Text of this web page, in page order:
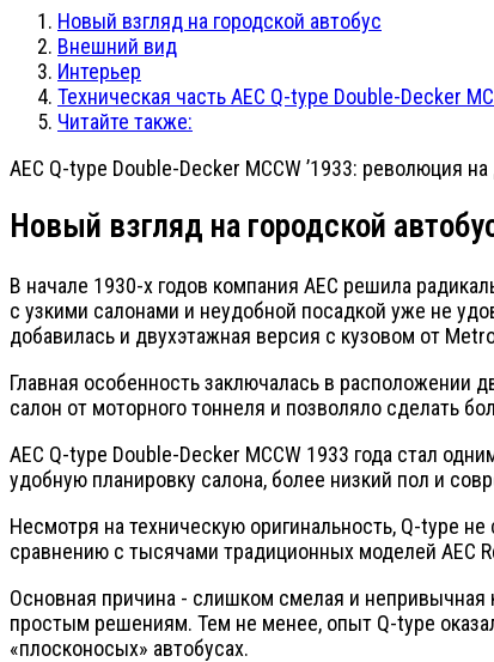
Новый взгляд на городской автобус
Внешний вид
Интерьер
Техническая часть AEC Q-type Double-Decker
Читайте также:
AEC Q-type Double-Decker MCCW ’1933: революция на
Новый взгляд на городской
В начале 1930-х годов компания AEC решила
с узкими салонами и неудобной посадкой уже не
добавилась и двухэтажная версия с кузовом от
Главная особенность заключалась в расположении
салон от моторного тоннеля и позволяло сделать
AEC Q-type Double-Decker MCCW 1933 года стал
удобную планировку салона, более низкий пол и
Несмотря на техническую оригинальность, Q-type
сравнению с тысячами традиционных моделей AEC
Основная причина - слишком смелая и
простым решениям. Тем не менее, опыт Q-type
«плосконосых» автобусах.